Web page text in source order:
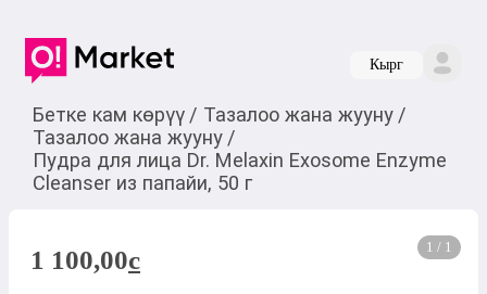
Кырг
Бетке кам көрүү / Тазалоо жана жууну /
Тазалоо жана жууну /
Пудра для лица Dr. Melaxin Exosome Enzyme
Cleanser из папайи, 50 г
1 / 1
1 100,00c